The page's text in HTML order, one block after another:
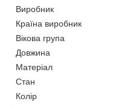
Виробник
Країна виробник
Вікова група
Довжина
Матеріал
Стан
Колір